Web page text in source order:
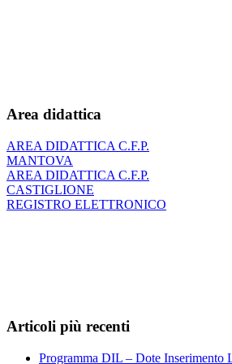
Area didattica
AREA DIDATTICA C.F.P.
MANTOVA
AREA DIDATTICA C.F.P.
CASTIGLIONE
REGISTRO ELETTRONICO
Articoli più recenti
Programma DIL – Dote Inserimento